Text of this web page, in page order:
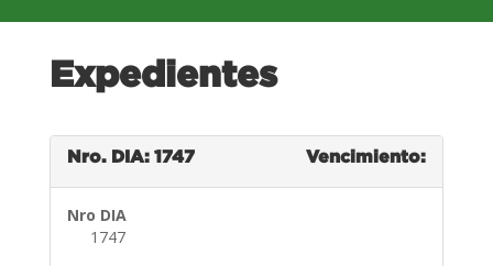
Expedientes
Nro. DIA: 1747 Vencimiento:
Nro DIA
1747